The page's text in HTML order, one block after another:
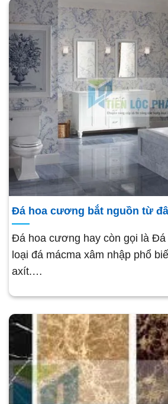
Đá hoa cương bắt nguồn từ
Đá hoa cương hay còn gọi là Đá
loại đá mácma xâm nhập phổ
axít.…